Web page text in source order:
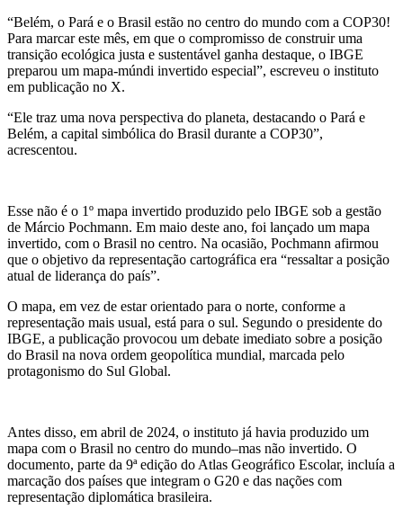
“Belém, o Pará e o Brasil estão no centro do mundo com a COP30!
Para marcar este mês, em que o compromisso de construir uma
transição ecológica justa e sustentável ganha destaque, o IBGE
preparou um mapa-múndi invertido especial”, escreveu o instituto
em publicação no X.
“Ele traz uma nova perspectiva do planeta, destacando o Pará e
Belém, a capital simbólica do Brasil durante a COP30”,
acrescentou.
Esse não é o 1º mapa invertido produzido pelo IBGE sob a gestão
de Márcio Pochmann. Em maio deste ano, foi lançado um mapa
invertido, com o Brasil no centro. Na ocasião, Pochmann afirmou
que o objetivo da representação cartográfica era “ressaltar a posição
atual de liderança do país”.
O mapa, em vez de estar orientado para o norte, conforme a
representação mais usual, está para o sul. Segundo o presidente do
IBGE, a publicação provocou um debate imediato sobre a posição
do Brasil na nova ordem geopolítica mundial, marcada pelo
protagonismo do Sul Global.
Antes disso, em abril de 2024, o instituto já havia produzido um
mapa com o Brasil no centro do mundo–mas não invertido. O
documento, parte da 9ª edição do Atlas Geográfico Escolar, incluía a
marcação dos países que integram o G20 e das nações com
representação diplomática brasileira.